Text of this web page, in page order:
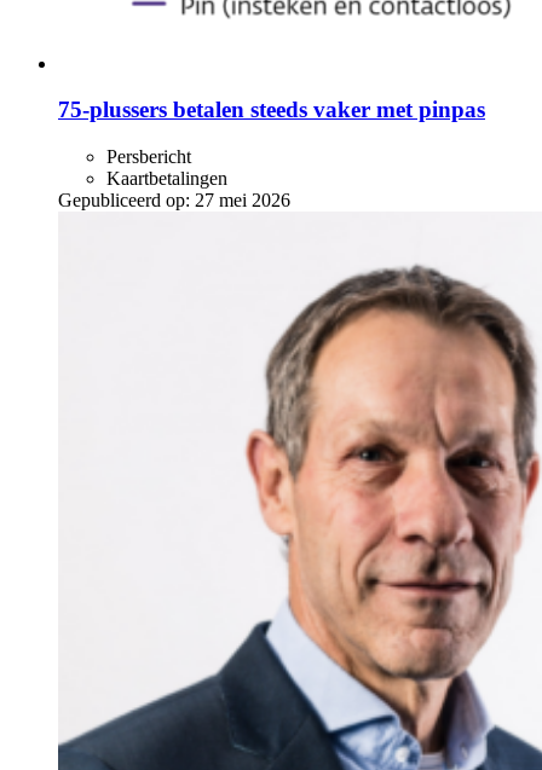
75-plussers betalen steeds vaker met pinpas
Persbericht
Kaartbetalingen
Gepubliceerd op: 27 mei 2026